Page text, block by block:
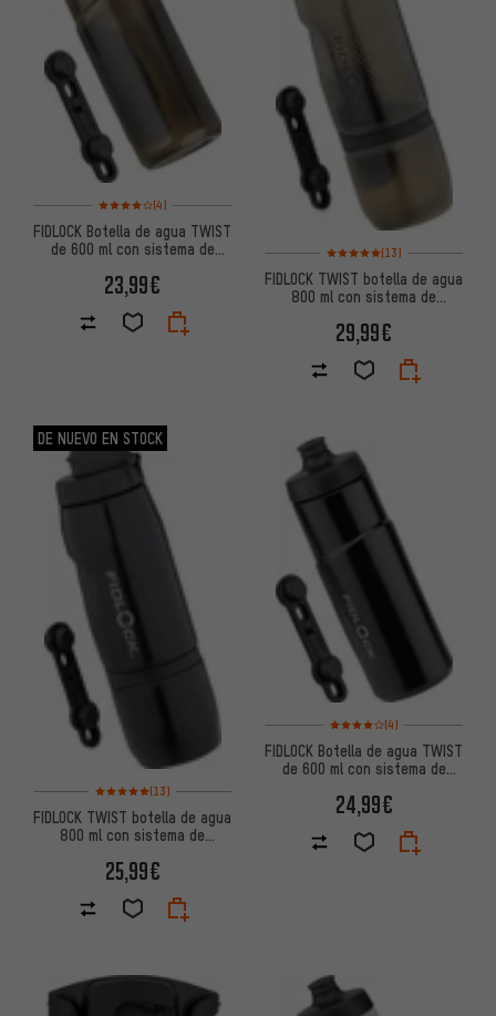
Valoración media: 4 de 5 basada en 4 reseñas
(4)
FIDLOCK Botella de agua TWIST
de 600 ml con sistema de
23,99€
Valoración media: 5 de 5
(13)
FIDLOCK TWIST botella de agua
800 ml con sistema de
base
29,99€
DE NUEVO EN STOCK
Valoración media: 5 de 5 basada en 13 reseñas
(13)
FIDLOCK TWIST botella de agua
800 ml con sistema de
base
25,99€
Valoración media: 4 de 5
(4)
FIDLOCK Botella de agua TWIST
de 600 ml con sistema de
24,99€